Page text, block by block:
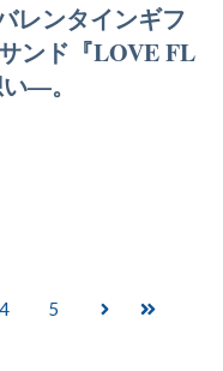
レンタインギフ
ンド『LOVE FL
—。
4 5
次へ 最後